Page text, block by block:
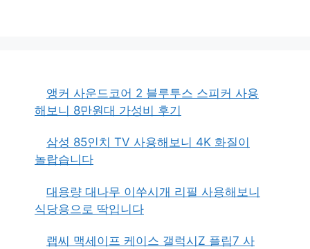
앵커 사운드코어 2 블루투스 스피커 사용
해보니 8만원대 가성비 후기
삼성 85인치 TV 사용해보니 4K 화질이
놀랍습니다
대용량 대나무 이쑤시개 리필 사용해보니
식당용으로 딱입니다
랩씨 맥세이프 케이스 갤럭시Z 플립7 사